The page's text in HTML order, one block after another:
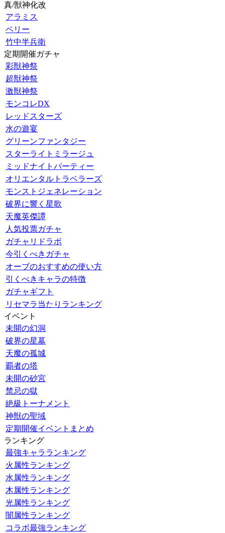
真/獣神化改
アラミス
ペリー
竹中半兵衛
定期開催ガチャ
彩獣神祭
超獣神祭
激獣神祭
モンコレDX
レッドスターズ
水の遊宴
グリーンファンタジー
スターライトミラージュ
ミッドナイトパーティー
オリエンタルトラベラーズ
モンストジェネレーション
破界に響く星歌
天魔英傑譚
人気投票ガチャ
ガチャリドラボ
今引くべきガチャ
オーブのおすすめの使い方
引くべきキャラの特徴
ガチャギフト
リセマラ当たりランキング
イベント
未開の幻洞
破界の星墓
天魔の孤城
覇者の塔
未開の砂宮
禁忌の獄
絶級トーナメント
神獣の聖域
定期開催イベントまとめ
ランキング
最強キャラランキング
火属性ランキング
水属性ランキング
木属性ランキング
光属性ランキング
闇属性ランキング
コラボ最強ランキング